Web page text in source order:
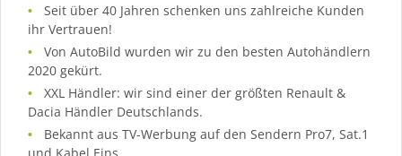
Seit über 40 Jahren schenken uns zahlreiche Kunden
ihr Vertrauen!
Von AutoBild wurden wir zu den besten Autohändlern
2020 gekürt.
XXL Händler: wir sind einer der größten Renault &
Dacia Händler Deutschlands.
Bekannt aus TV-Werbung auf den Sendern Pro7, Sat.1